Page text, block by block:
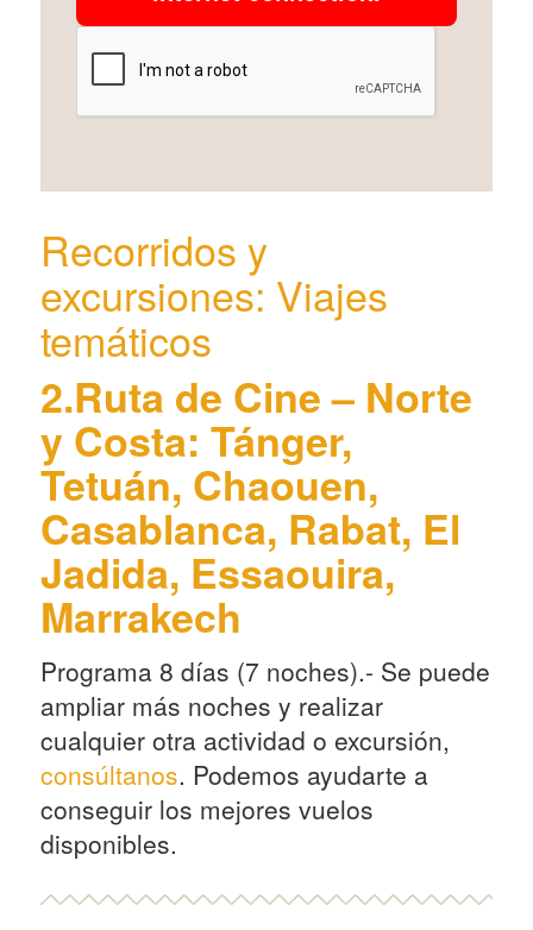
Recorridos y
excursiones: Viajes
temáticos
2.Ruta de Cine – Norte
y Costa: Tánger,
Tetuán, Chaouen,
Casablanca, Rabat, El
Jadida, Essaouira,
Marrakech
Programa 8 días (7 noches).- Se puede
ampliar más noches y realizar
cualquier otra actividad o excursión,
consúltanos. Podemos ayudarte a
conseguir los mejores vuelos
disponibles.